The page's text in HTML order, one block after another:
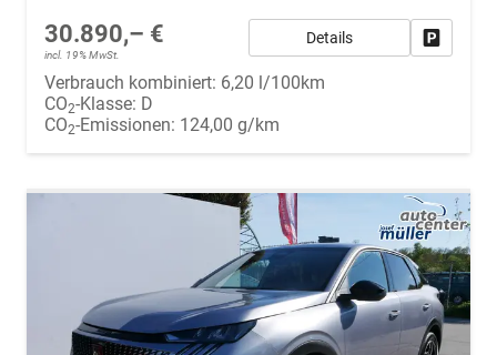
30.890,– €
incl. 19% MwSt.
Details
Verbrauch kombiniert: 6,20 l/100km
CO2-Klasse: D
CO2-Emissionen: 124,00 g/km